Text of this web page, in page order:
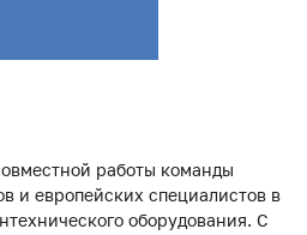
работы команды
и европейских специалистов в
оборудования. С